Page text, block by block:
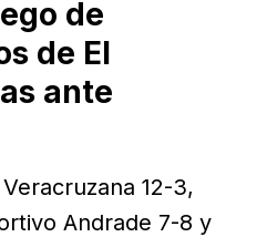
de
de El
ante
12-3,
Andrade 7-8 y